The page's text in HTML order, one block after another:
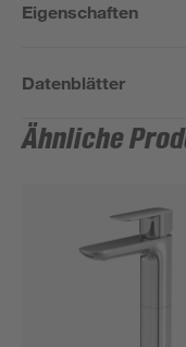
Eigenschaften
Datenblätter
Ähnliche